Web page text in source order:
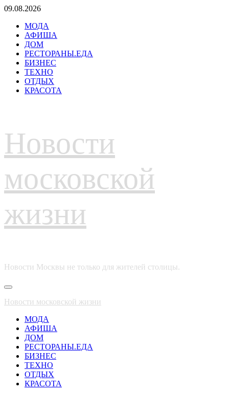
Перейти
содержимому
09.08.2026
МОДА
АФИША
ДОМ
РЕСТОРАНЫ.ЕДА
БИЗНЕС
ТЕХНО
ОТДЫХ
КРАСОТА
Новости
московской
жизни
Новости Москвы не только для жителей столицы.
Основное
меню
Новости московской жизни
МОДА
АФИША
ДОМ
РЕСТОРАНЫ.ЕДА
БИЗНЕС
ТЕХНО
ОТДЫХ
КРАСОТА